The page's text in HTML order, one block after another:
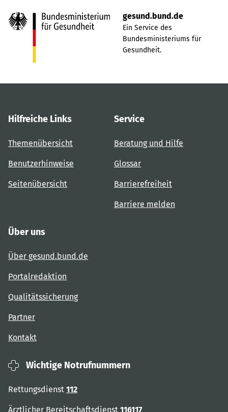
gesund.bund.de
Ein Service des
Bundesministeriums für
Gesundheit.
Hilfreiche Links
Themenübersicht
Benutzerhinweise
Seitenübersicht
Service
Beratung und Hilfe
Glossar
Barrierefreiheit
Barriere melden
Über uns
Über gesund.bund.de
Portalredaktion
Qualitätssicherung
Partner
Kontakt
Wichtige Notrufnummern
Rettungsdienst 112
Ärztlicher Bereitschaftsdienst 116117